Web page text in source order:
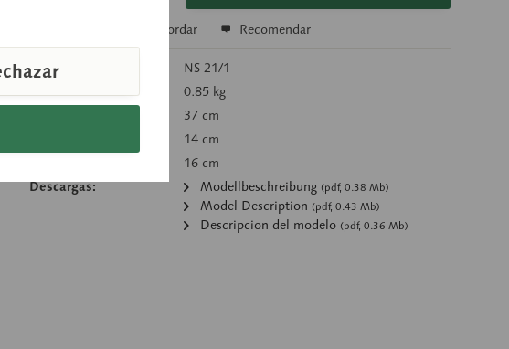
Recordar Recomendar
Número de artículo:
NS 21/1
Peso (en KG):
0.85 kg
37 cm
14 cm
16 cm
Descargas:
Modellbeschreibung (pdf, 0.38 Mb)
Model Description (pdf, 0.43 Mb)
Descripcion del modelo (pdf, 0.36 Mb)